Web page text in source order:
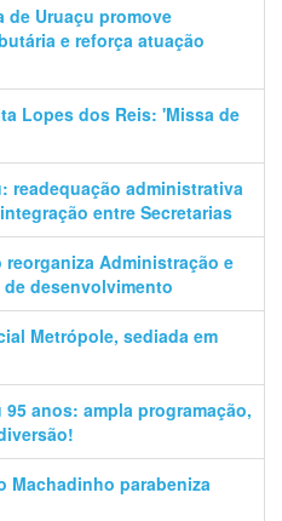
de Uruaçu promove
e reforça atuação
Lopes dos Reis: 'Missa de
readequação administrativa
entre Secretarias
reorganiza Administração e
desenvolvimento
Metrópole, sediada em
95 anos: ampla programação,
Machadinho parabeniza